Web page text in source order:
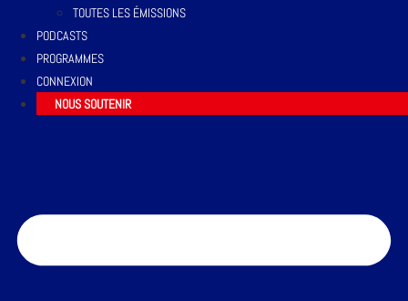
TOUTES LES ÉMISSIONS
PODCASTS
PROGRAMMES
CONNEXION
NOUS SOUTENIR